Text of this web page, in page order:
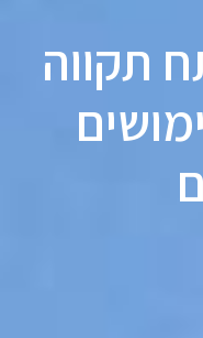
תקווה